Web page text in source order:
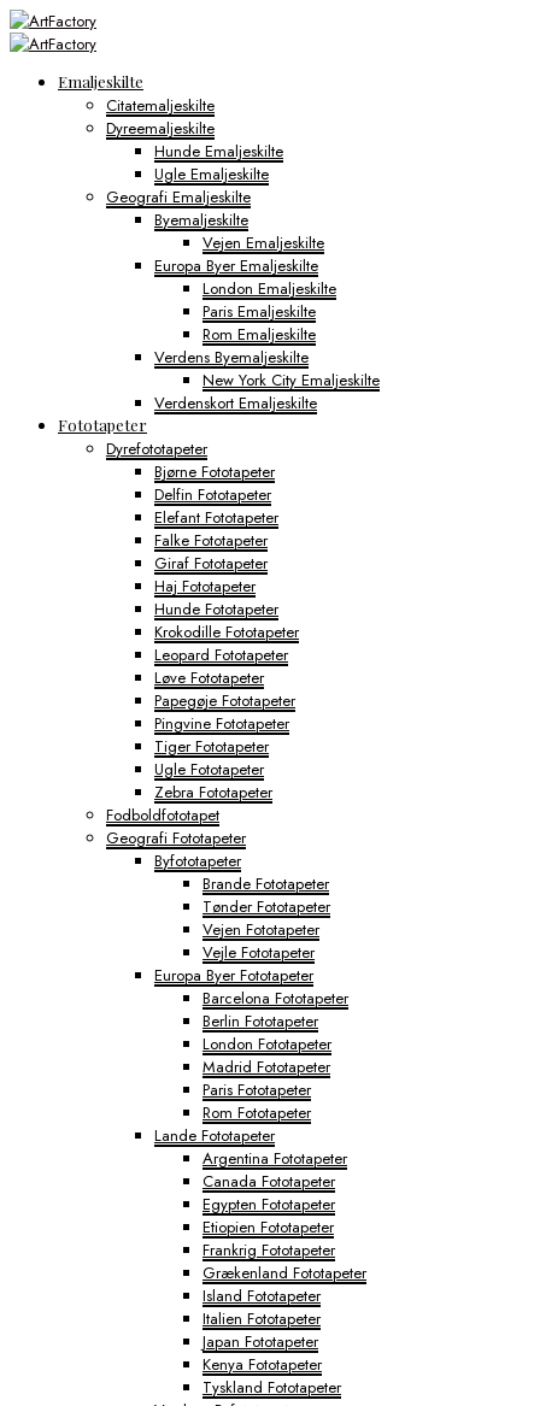
Emaljeskilte
Citatemaljeskilte
Dyreemaljeskilte
Hunde Emaljeskilte
Ugle Emaljeskilte
Geografi Emaljeskilte
Byemaljeskilte
Vejen Emaljeskilte
Europa Byer Emaljeskilte
London Emaljeskilte
Paris Emaljeskilte
Rom Emaljeskilte
Verdens Byemaljeskilte
New York City Emaljeskilte
Verdenskort Emaljeskilte
Fototapeter
Dyrefototapeter
Bjørne Fototapeter
Delfin Fototapeter
Elefant Fototapeter
Falke Fototapeter
Giraf Fototapeter
Haj Fototapeter
Hunde Fototapeter
Krokodille Fototapeter
Leopard Fototapeter
Løve Fototapeter
Papegøje Fototapeter
Pingvine Fototapeter
Tiger Fototapeter
Ugle Fototapeter
Zebra Fototapeter
Fodboldfototapet
Geografi Fototapeter
Byfototapeter
Brande Fototapeter
Tønder Fototapeter
Vejen Fototapeter
Vejle Fototapeter
Europa Byer Fototapeter
Barcelona Fototapeter
Berlin Fototapeter
London Fototapeter
Madrid Fototapeter
Paris Fototapeter
Rom Fototapeter
Lande Fototapeter
Argentina Fototapeter
Canada Fototapeter
Egypten Fototapeter
Etiopien Fototapeter
Frankrig Fototapeter
Grækenland Fototapeter
Island Fototapeter
Italien Fototapeter
Japan Fototapeter
Kenya Fototapeter
Tyskland Fototapeter